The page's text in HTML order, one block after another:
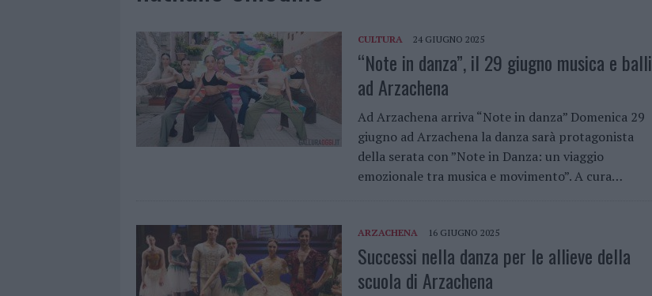
CULTURA 24 GIUGNO 2025
“Note in danza”, il 29 giugno musica e balli
ad Arzachena
Ad Arzachena arriva “Note in danza” Domenica 29
giugno ad Arzachena la danza sarà protagonista
della serata con ”Note in Danza: un viaggio
emozionale tra musica e movimento”. A cura…
ARZACHENA 16 GIUGNO 2025
Successi nella danza per le allieve della
scuola di Arzachena